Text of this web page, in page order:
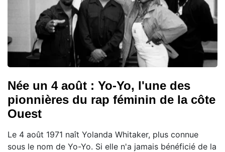
Née un 4 août : Yo-Yo, l'une des
pionnières du rap féminin de la côte
Ouest
Le 4 août 1971 naît Yolanda Whitaker, plus connue
sous le nom de Yo-Yo. Si elle n'a jamais bénéficié de la